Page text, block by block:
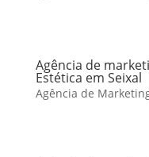
Agência de
Estética em Seixal
Agência de